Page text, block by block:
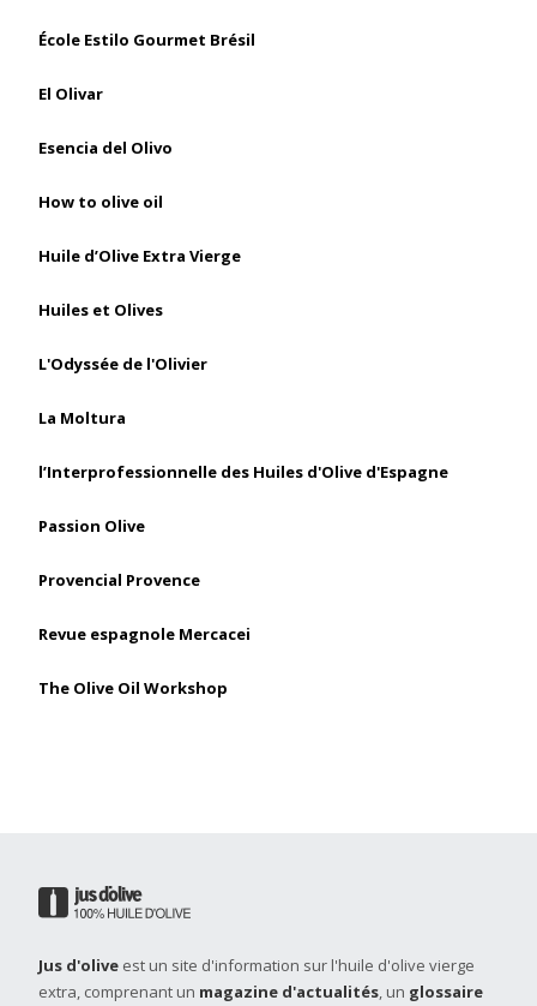
École Estilo Gourmet Brésil
El Olivar
Esencia del Olivo
How to olive oil
Huile d’Olive Extra Vierge
Huiles et Olives
L'Odyssée de l'Olivier
La Moltura
l’Interprofessionnelle des Huiles d'Olive d'Espagne
Passion Olive
Provencial Provence
Revue espagnole Mercacei
The Olive Oil Workshop
Jus d'olive est un site d'information sur l'huile d'olive vierge
extra, comprenant un magazine d'actualités, un glossaire